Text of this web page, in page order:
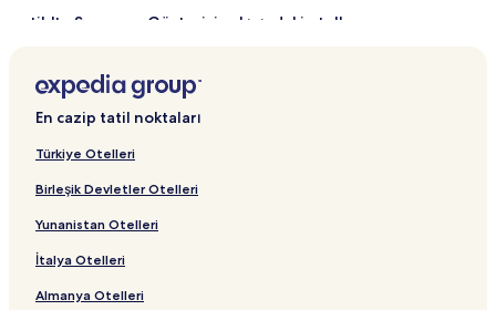
Fatih'te Semazen Gösterisi yakınındaki oteller
Eminönü şehrindeki Ücretsiz Kahvaltısı Olan Oteller
Süleymaniye Camii yakınındaki oteller
Istanbul şehrindeki Ücretsiz Kahvaltısı Olan Oteller
Kapalı Çarşı yakınındaki oteller
İstanbul şehrindeki Aile Dostu Oteller
Babıali yakınındaki oteller
Şişli Otelleri
En cazip tatil noktaları
Türkiye Otelleri
Birleşik Devletler Otelleri
Yunanistan Otelleri
İtalya Otelleri
Almanya Otelleri